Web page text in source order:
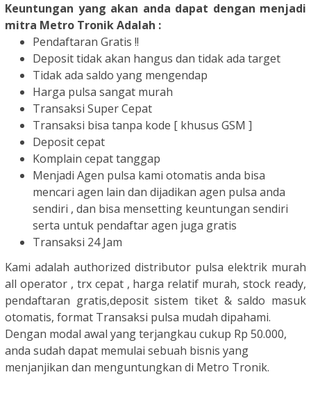
Keuntungan yang akan anda dapat dengan menjadi
mitra Metro Tronik Adalah :
Pendaftaran Gratis !!
Deposit tidak akan hangus dan tidak ada target
Tidak ada saldo yang mengendap
Harga pulsa sangat murah
Transaksi Super Cepat
Transaksi bisa tanpa kode [ khusus GSM ]
Deposit cepat
Komplain cepat tanggap
Menjadi Agen pulsa kami otomatis anda bisa
mencari agen lain dan dijadikan agen pulsa anda
sendiri , dan bisa mensetting keuntungan sendiri
serta untuk pendaftar agen juga gratis
Transaksi 24 Jam
Kami adalah authorized distributor pulsa elektrik murah
all operator , trx cepat , harga relatif murah, stock ready,
pendaftaran gratis,deposit sistem tiket & saldo masuk
otomatis, format Transaksi pulsa mudah dipahami.
Dengan modal awal yang terjangkau cukup Rp 50.000,
anda sudah dapat memulai sebuah bisnis yang
menjanjikan dan menguntungkan di Metro Tronik.